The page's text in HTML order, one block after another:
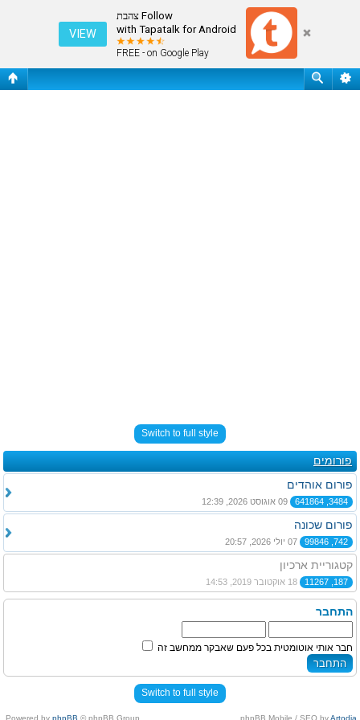
Follow צהבת
with Tapatalk for Android
FREE - on Google Play
VIEW
עמוד ראשי
Switch to full style
פורומים
פורום אוהדים
3484, 641864
פורום שכונה
742, 99846
קטגוריית ארכיון
187, 11267
התחבר
חבר אותי אוטומטית בכל פעם שאבקר ממחשב זה
Switch to full style